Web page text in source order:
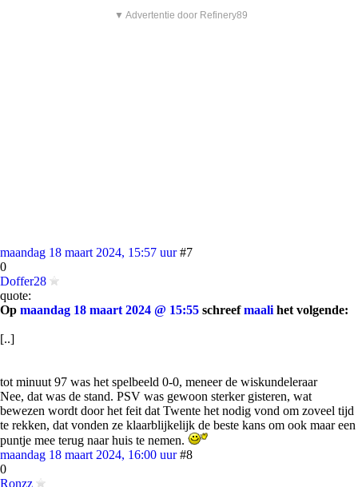
▼ Advertentie door Refinery89
maandag 18 maart 2024, 15:57 uur #7
0
Doffer28
quote:
Op maandag 18 maart 2024 @ 15:55 schreefmaali het volgende:
[..]
tot minuut 97 was het spelbeeld 0-0, meneer de wiskundeleraar
Nee, dat was de stand. PSV was gewoon sterker gisteren, wat
bewezen wordt door het feit dat Twente het nodig vond om zoveel tijd
te rekken, dat vonden ze klaarblijkelijk de beste kans om ook maar een
puntje mee terug naar huis te nemen.
maandag 18 maart 2024, 16:00 uur #8
0
Ronzz